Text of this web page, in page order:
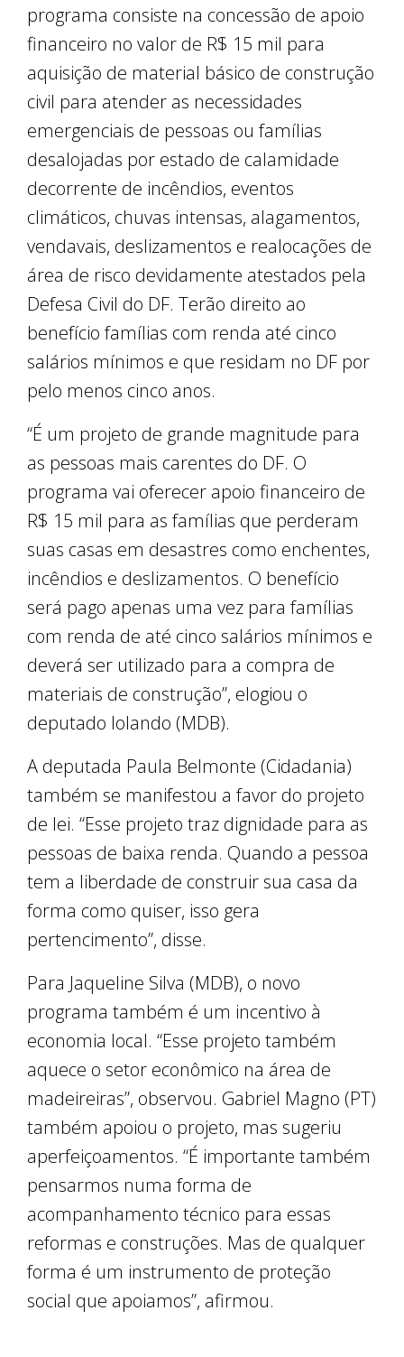
programa consiste na concessão de apoio
financeiro no valor de R$ 15 mil para
aquisição de material básico de construção
civil para atender as necessidades
emergenciais de pessoas ou famílias
desalojadas por estado de calamidade
decorrente de incêndios, eventos
climáticos, chuvas intensas, alagamentos,
vendavais, deslizamentos e realocações de
área de risco devidamente atestados pela
Defesa Civil do DF. Terão direito ao
benefício famílias com renda até cinco
salários mínimos e que residam no DF por
pelo menos cinco anos.
“É um projeto de grande magnitude para
as pessoas mais carentes do DF. O
programa vai oferecer apoio financeiro de
R$ 15 mil para as famílias que perderam
suas casas em desastres como enchentes,
incêndios e deslizamentos. O benefício
será pago apenas uma vez para famílias
com renda de até cinco salários mínimos e
deverá ser utilizado para a compra de
materiais de construção”, elogiou o
deputado Iolando (MDB).
A deputada Paula Belmonte (Cidadania)
também se manifestou a favor do projeto
de lei. “Esse projeto traz dignidade para as
pessoas de baixa renda. Quando a pessoa
tem a liberdade de construir sua casa da
forma como quiser, isso gera
pertencimento”, disse.
Para Jaqueline Silva (MDB), o novo
programa também é um incentivo à
economia local. “Esse projeto também
aquece o setor econômico na área de
madeireiras”, observou. Gabriel Magno (PT)
também apoiou o projeto, mas sugeriu
aperfeiçoamentos. “É importante também
pensarmos numa forma de
acompanhamento técnico para essas
reformas e construções. Mas de qualquer
forma é um instrumento de proteção
social que apoiamos”, afirmou.